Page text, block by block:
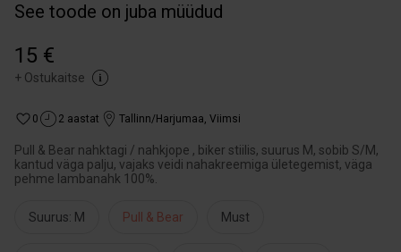
See toode on juba müüdud
15 €
+ Ostukaitse
0 2 aastat Tallinn/Harjumaa, Viimsi
Pull & Bear nahktagi / nahkjope , biker stiilis, suurus M, sobib S/M,
kantud väga palju, vajaks veidi nahakreemiga ületegemist, väga
pehme lambanahk 100%.
Suurus: M Pull & Bear Must